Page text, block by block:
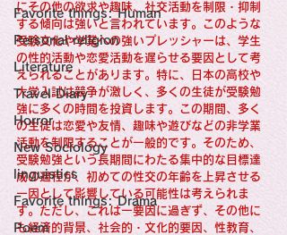
Favorite things: Human
Personal religion
Literature
Travel Diary
Horror
New Sociology
linguistics
Favorite things: Drama
Poem
にその他の欲求や趣味、社交活動を制限・抑制
する傾向は強いと言われています。このような
受験文化や学業への強いプレッシャーは、学生
の性的活動や恋愛活動を遅らせる要因として考
えられることがあります。特に、日本の高校や
大学入試は競争が激しく、多くの生徒が受験勉
強に多くの時間を投資します。この期間、多く
の生徒は恋愛や友情、趣味や遊びなどの非学業
活動を制限することが一般的です。そのため、
受験勉強という長期間にわたる集中的な目標達
成の過程が、初めての性交の年齢を上昇させる
一因として影響している可能性は考えられま
す。ただし、これは一要因に過ぎず、その他に
も経済的背景、社会的・文化的要因、性教育、